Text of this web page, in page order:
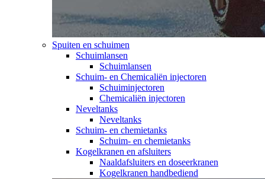
Spuiten en schuimen
Schuimlansen
Schuimlansen
Schuim- en Chemicaliën injectoren
Schuiminjectoren
Chemicaliën injectoren
Neveltanks
Neveltanks
Schuim- en chemietanks
Schuim- en chemietanks
Kogelkranen en afsluiters
Naaldafsluiters en doseerkranen
Kogelkranen handbediend